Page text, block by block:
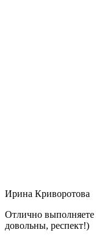
Ирина Криворотова
Отлично выполняете
довольны, респект!)